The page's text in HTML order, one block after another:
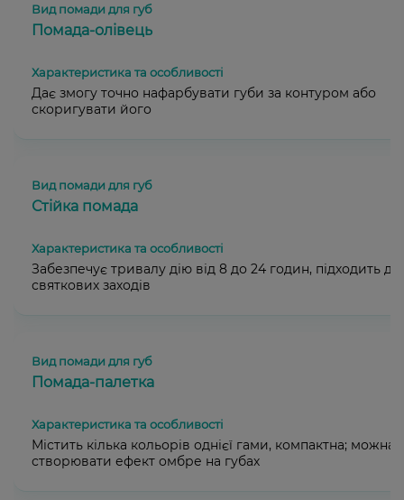
Помада-олівець
Дає змогу точно нафарбувати губи за контуром або
скоригувати його
Стійка помада
Забезпечує тривалу дію від 8 до 24 годин, підходить
святкових заходів
Помада-палетка
Містить кілька кольорів однієї гами, компактна; можна
створювати ефект омбре на губах